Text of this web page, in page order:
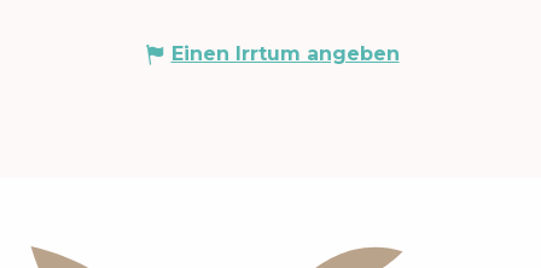
Einen Irrtum angeben